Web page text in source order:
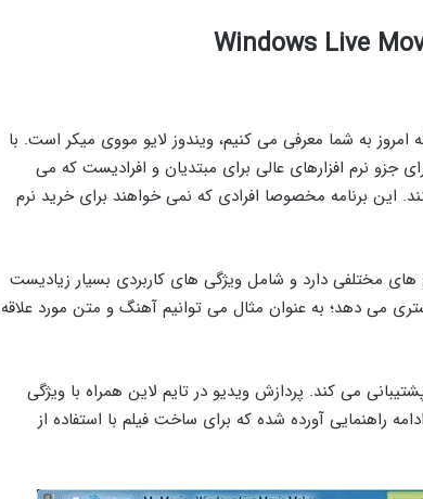
به شما معرفی می کنیم، ویندوز لایو مووی میکر است. با
جزو نرم افزارهای عالی برای مبتدیان و افرادیست که می
این برنامه مخصوصا افرادی که نمی خواهند برای خرید نرم
مختلفی دارد و شامل ویژگی های کاربردی بسیار زیادیست
می دهد؛ به عنوان مثال می توانیم آهنگ و متن مورد علاقه
می کند. پردازش ویدیو در تایم لاین همراه با ویژگی
راهنمایی آورده شده که برای ساخت فیلم با استفاده از